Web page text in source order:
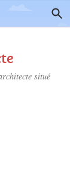
situé